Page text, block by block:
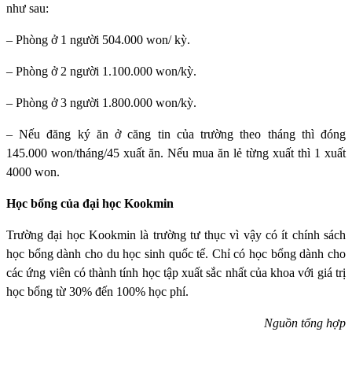
như sau:
– Phòng ở 1 người 504.000 won/ kỳ.
– Phòng ở 2 người 1.100.000 won/kỳ.
– Phòng ở 3 người 1.800.000 won/kỳ.
– Nếu đăng ký ăn ở căng tin của trường theo tháng thì đóng
145.000 won/tháng/45 xuất ăn. Nếu mua ăn lẻ từng xuất thì 1 xuất
4000 won.
Học bổng của đại học Kookmin
Trường đại học Kookmin là trường tư thục vì vậy có ít chính sách
học bổng dành cho du học sinh quốc tế. Chỉ có học bổng dành cho
các ứng viên có thành tính học tập xuất sắc nhất của khoa với giá trị
học bổng từ 30% đến 100% học phí.
Nguồn tổng hợp